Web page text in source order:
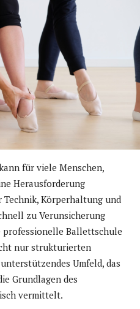
für viele Menschen,
Herausforderung
Körperhaltung und
zu Verunsicherung
professionelle Ballettschule
nur strukturierten
Umfeld, das
Grundlagen des
vermittelt.